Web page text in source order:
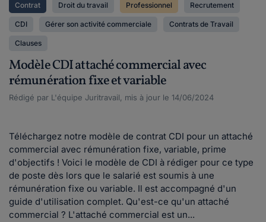
Contrat Droit du travail Professionnel Recrutement
CDI Gérer son activité commerciale Contrats de Travail
Clauses
Modèle CDI attaché commercial avec
rémunération fixe et variable
Rédigé par L'équipe Juritravail, mis à jour le 14/06/2024
Téléchargez notre modèle de contrat CDI pour un attaché
commercial avec rémunération fixe, variable, prime
d'objectifs ! Voici le modèle de CDI à rédiger pour ce type
de poste dès lors que le salarié est soumis à une
rémunération fixe ou variable. Il est accompagné d'un
guide d'utilisation complet. Qu'est-ce qu'un attaché
commercial ? L'attaché commercial est un...